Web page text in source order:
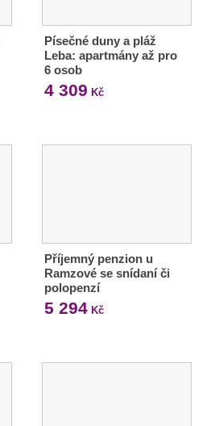
Písečné duny a pláž
Leba: apartmány až pro
6 osob
4 309 Kč
Příjemný penzion u
Ramzové se snídaní či
polopenzí
5 294Kč